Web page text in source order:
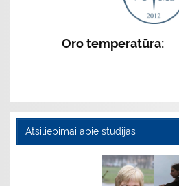
Oro temperatūra:
Atsiliepimai apie studijas